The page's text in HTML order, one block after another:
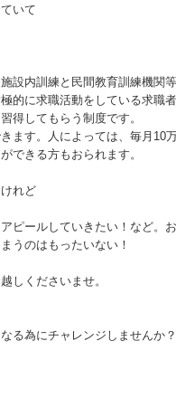
いて
設内訓練と民間教育訓練機関
的に求職活動をしている求職
得してもらう制度です。
ます。人によっては、毎月10
できる方もおられます。
れど
ピールしていきたい！など。
うのはもったいない！
越しくださいませ。
る為にチャレンジしませんか